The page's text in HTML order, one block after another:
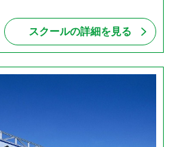
スクールの詳細を見る